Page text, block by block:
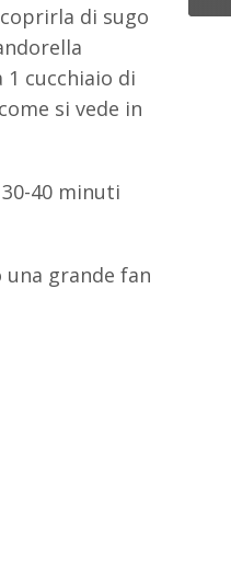
di sugo
cucchiaio di
si vede in
40 minuti
grande fan